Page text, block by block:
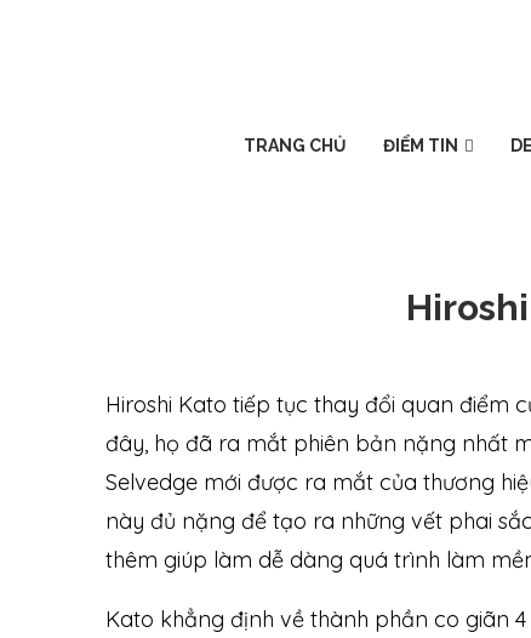
TRANG CHỦ ĐIỂM TIN
Hiroshi Kato tiếp tục thay đổi quan điểm
đây, họ đã ra mắt phiên bản nặng nhất
Selvedge mới được ra mắt của thương
này đủ nặng để tạo ra những vết phai
thêm giúp làm dễ dàng quá trình làm
Kato khẳng định về thành phần co giãn